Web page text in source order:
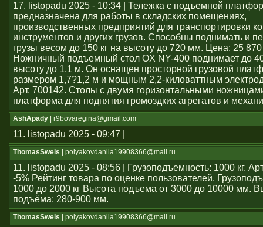
17. listopadu 2025 - 10:34 | Тележка с подъемной
предназначена для работы в складских помещениях,
производственных предприятий для транспортировки
инструментов и других грузов. Способны поднимать и
грузы весом до 150 кг на высоту до 720 мм. Цена: 25
Ножничный подъемный стол OX NY-400 поднимает до
высоту до 1,1 м. Он оснащен просторной грузовой
размером 1,7?1,2 м и мощным 2,2-киловаттным
Арт. 700142. Столы с двумя горизонтальными
платформа для поднятия громоздких агрегатов и
AshApady | r9bovaregina@gmail.com
11. listopadu 2025 - 09:47 |
ThomasSwels | polyakovdanila19908366@mail.ru
11. listopadu 2025 - 08:56 | Грузоподъемность: 1000 кг.
-5% Рейтинг товара по оценке пользователей.
1000 до 2000 кг Высота подъема от 3000 до 10000 мм.
подъёма: 280-900 мм.
ThomasSwels | polyakovdanila19908366@mail.ru